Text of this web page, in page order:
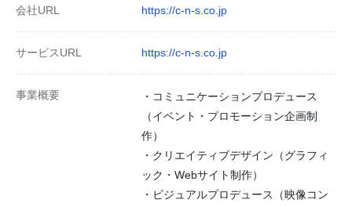
会社URL https://c-n-s.co.jp
サービスURL https://c-n-s.co.jp
事業概要
・コミュニケーションプロデュース
（イベント・プロモーション企画制
作）
・クリエイティブデザイン（グラフィ
ック・Webサイト制作）
・ビジュアルプロデュース（映像コン